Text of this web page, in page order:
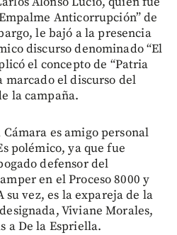
Anticorrupción” de
le bajó a la presencia
discurso denominado “El
el concepto de “Patria
marcado el discurso del
la campaña.
es amigo personal
polémico, ya que fue
defensor del
en el Proceso 8000 y
vez, es la expareja de la
Viviane Morales,
a De la Espriella.